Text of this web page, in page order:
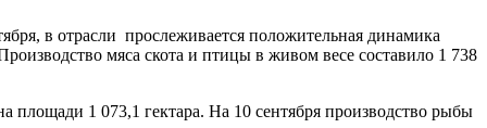
в отрасли прослеживается положительная динамика
мяса скота и птицы в живом весе составило 1 738
площади 1 073,1 гектара. На 10 сентября производство рыбы